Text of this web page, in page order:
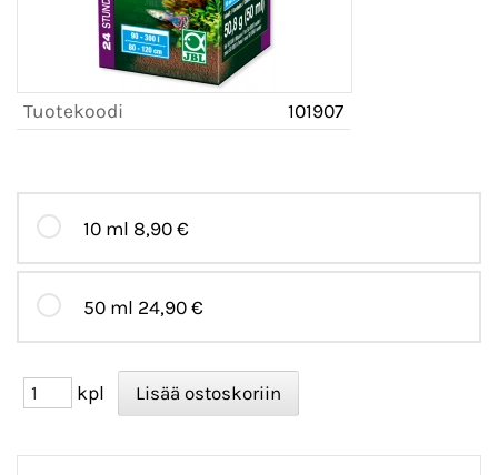
Tuotekoodi 101907
10 ml 8,90 €
50 ml 24,90 €
kpl